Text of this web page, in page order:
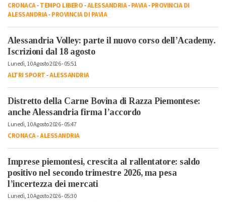
CRONACA-TEMPO LIBERO-ALESSANDRIA-PAVIA-PROVINCIA DI
ALESSANDRIA-PROVINCIA DI PAVIA
Alessandria Volley: parte il nuovo corso dell’Academy.
Iscrizioni dal 18 agosto
Lunedì, 10 Agosto 2026 - 05:51
ALTRI SPORT-ALESSANDRIA
Distretto della Carne Bovina di Razza Piemontese:
anche Alessandria firma l’accordo
Lunedì, 10 Agosto 2026 - 05:47
CRONACA-ALESSANDRIA
Imprese piemontesi, crescita al rallentatore: saldo
positivo nel secondo trimestre 2026, ma pesa
l’incertezza dei mercati
Lunedì, 10 Agosto 2026 - 05:30